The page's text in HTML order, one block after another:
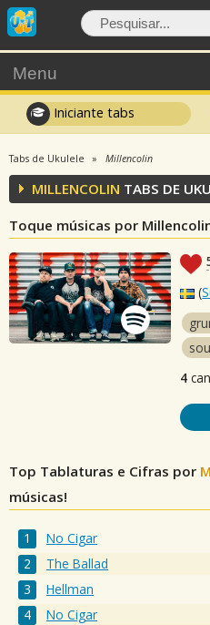
Menu
Iniciante tabs
Tabs de Ukulele Millencolin
MILLENCOLIN TABS DE
Toque músicas por
(
4
Top Tablaturas e Cifras por
músicas!
No Cigar
The Ballad
Hellman
No Cigar